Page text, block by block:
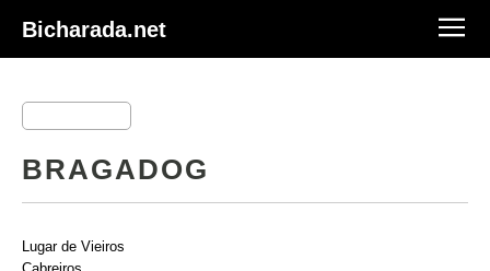
Bicharada.net
BRAGADOG
Lugar de Vieiros